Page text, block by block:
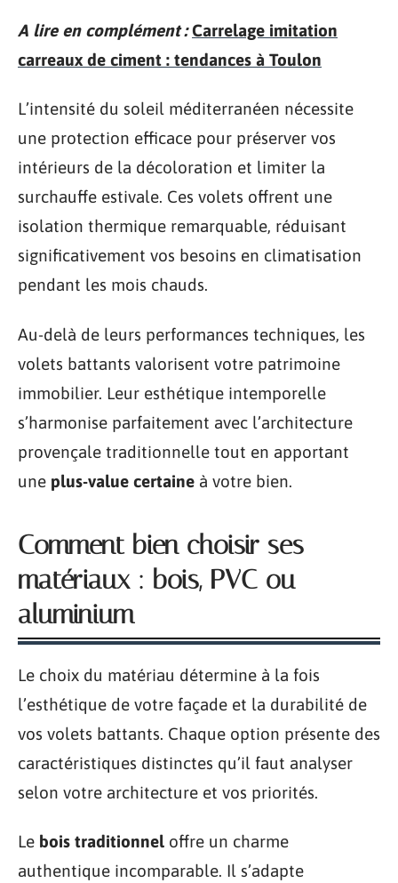
A lire en complément : Carrelage imitation
carreaux de ciment : tendances à Toulon
L’intensité du soleil méditerranéen nécessite
une protection efficace pour préserver vos
intérieurs de la décoloration et limiter la
surchauffe estivale. Ces volets offrent une
isolation thermique remarquable, réduisant
significativement vos besoins en climatisation
pendant les mois chauds.
Au-delà de leurs performances techniques, les
volets battants valorisent votre patrimoine
immobilier. Leur esthétique intemporelle
s’harmonise parfaitement avec l’architecture
provençale traditionnelle tout en apportant
une plus-value certaine à votre bien.
Comment bien choisir ses
matériaux : bois, PVC ou
aluminium
Le choix du matériau détermine à la fois
l’esthétique de votre façade et la durabilité de
vos volets battants. Chaque option présente des
caractéristiques distinctes qu’il faut analyser
selon votre architecture et vos priorités.
Le bois traditionnel offre un charme
authentique incomparable. Il s’adapte